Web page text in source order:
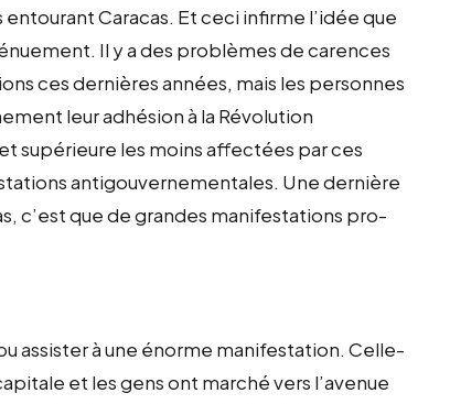
Caracas. Et ceci infirme l’idée que
Il y a des problèmes de carences
ces dernières années, mais les personnes
leur adhésion à la Révolution
supérieure les moins affectées par ces
antigouvernementales. Une dernière
c’est que de grandes manifestations pro-
pu assister à une énorme manifestation. Celle-
et les gens ont marché vers l’avenue